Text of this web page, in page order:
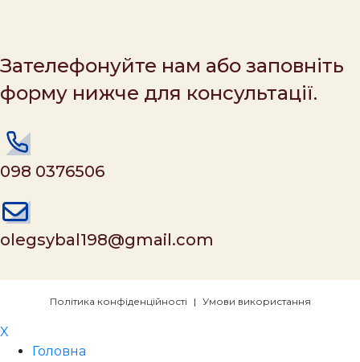
Зателефонуйте нам або заповніть
форму нижче для консультації.
098 0376506
olegsybal198@gmail.com
Політика конфіденційності | Умови використання
X
Головна